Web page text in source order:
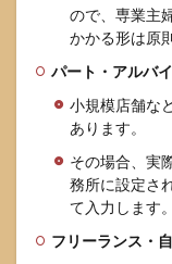
ので、専業主
かかる形は原
パート・アルバ
小規模店舗な
あります。
その場合、実
務所に設定さ
て入力します。
フリーランス・